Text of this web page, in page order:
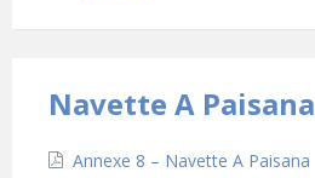
Navette A Paisana
Téléchargements
Annexe 8 – Navette A Paisana